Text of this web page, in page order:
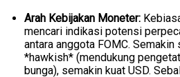
Arah Kebijakan Moneter:
mencari indikasi potensi
antara anggota FOMC. Semakin
*hawkish* (mendukung
bunga), semakin kuat USD.